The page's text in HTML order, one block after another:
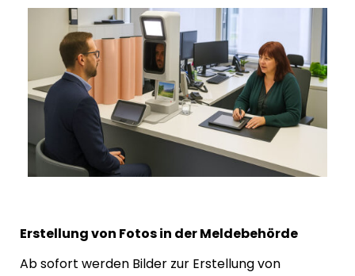
Erstellung von Fotos in der Meldebehörde
Ab sofort werden Bilder zur Erstellung von